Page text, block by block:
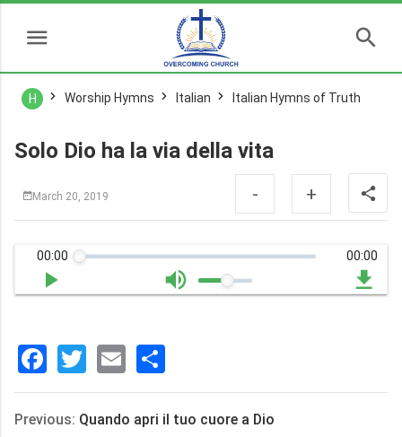
H Worship Hymns Italian Italian Hymns of Truth
Solo Dio ha la via della vita
March 20, 2019 - +
00:00 00:00
Facebook
Twitter
Email
享
Previous: Quando apri il tuo cuore a Dio